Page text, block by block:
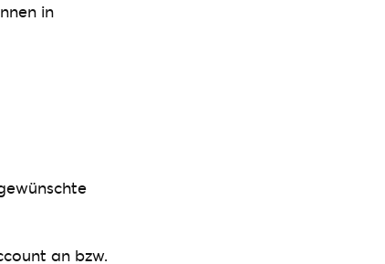
in
an bzw.